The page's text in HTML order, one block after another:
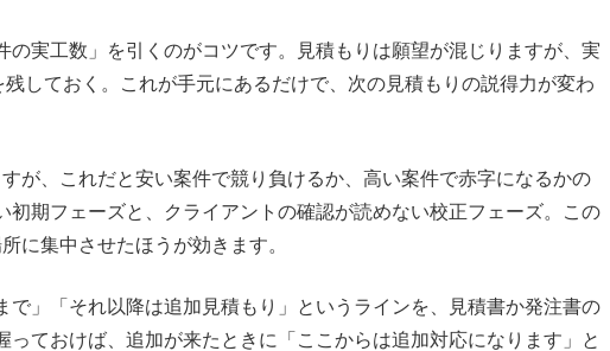
実工数」を引くのがコツです。見積もりは願望が混じりますが、実
しておく。これが手元にあるだけで、次の見積もりの説得力が変わ
が、これだと安い案件で競り負けるか、高い案件で赤字になるかの
期フェーズと、クライアントの確認が読めない校正フェーズ。この
に集中させたほうが効きます。
」「それ以降は追加見積もり」というラインを、見積書か発注書の
ておけば、追加が来たときに「ここからは追加対応になります」と